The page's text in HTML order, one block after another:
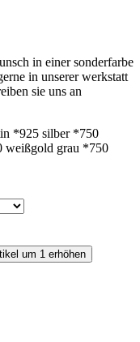
in einer sonderfarbe
in unserer werkstatt
sie uns an
*925 silber *750
weißgold grau *750
um 1 erhöhen